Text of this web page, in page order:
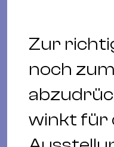
Zur
noch
winkt für